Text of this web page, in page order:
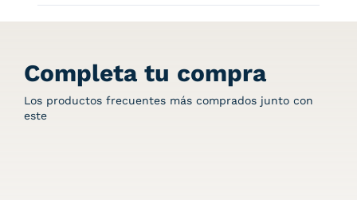
Completa tu compra
Los productos frecuentes más comprados junto con
este